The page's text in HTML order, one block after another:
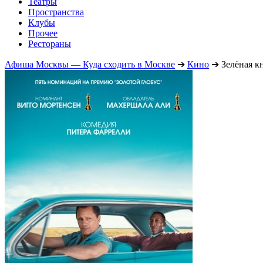
Пространства
Клубы
Прочее
Рестораны
Афиша Москвы — Куда сходить в Москве ➔ Кино ➔ Зелёная